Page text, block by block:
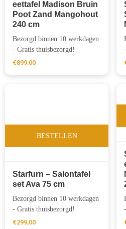
eettafel Madison Bruin
Poot Zand Mangohout
240 cm
Bezorgd binnen 10 werkdagen
- Gratis thuisbezorgd!
€899,00
BESTELLEN
Starfurn – Salontafel
set Ava 75 cm
Bezorgd binnen 10 werkdagen
- Gratis thuisbezorgd!
€299,00